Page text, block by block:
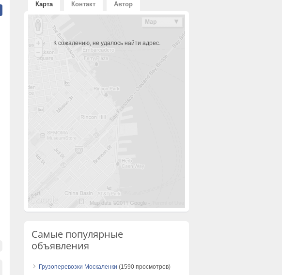
Карта Контакт Автор
К сожалению, не удалось найти адрес.
Самые популярные
объявления
Грузоперевозки Москаленки (1590 просмотров)